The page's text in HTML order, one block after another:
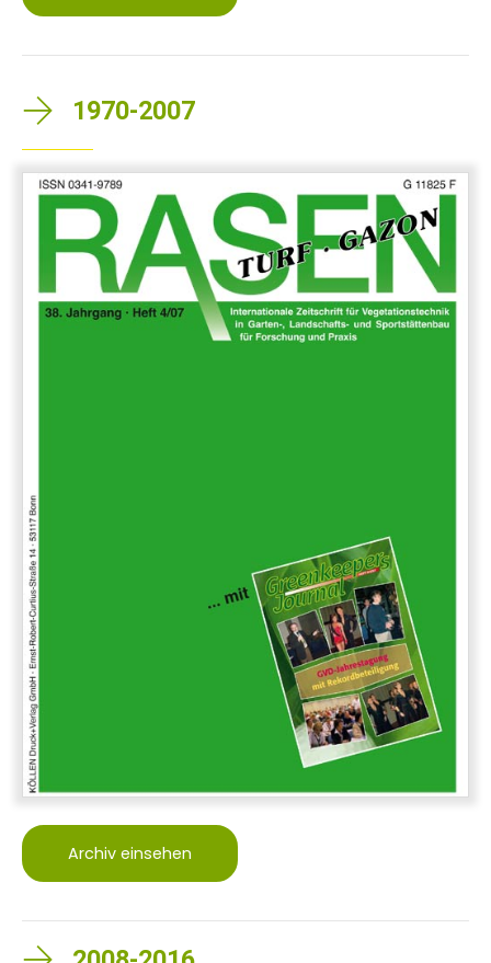
1970-2007
Archiv einsehen